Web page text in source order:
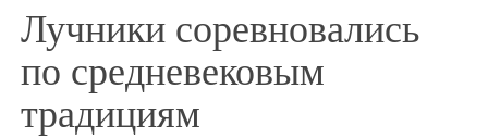
Лучники соревновались
по средневековым
традициям